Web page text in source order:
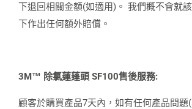
下退回相關金額(如適用)。 我們概不會就
下作出任何額外賠償。
3M™️ 除氯蓮蓬頭 SF100售後服務:
顧客於購買產品7天內，如有任何產品問題